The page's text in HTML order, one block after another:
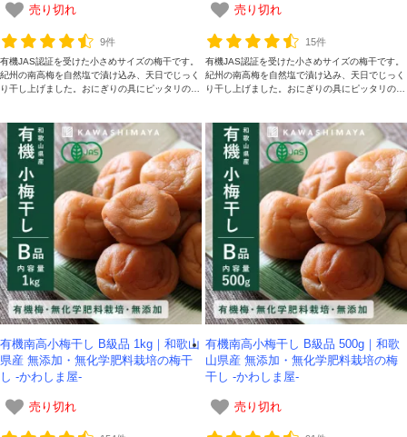
売り切れ
9件
有機JAS認証を受けた小さめサイズの梅干です。
紀州の南高梅を自然塩で漬け込み、天日でじっく
り干し上げました。おにぎりの具にピッタリの梅
売り切れ
15件
有機JAS認証を受けた小さめサイズの梅干です。
紀州の南高梅を自然塩で漬け込み、天日でじっく
り干し上げました。おにぎりの具にピッタリの梅
有機南高小梅干し B級品 1kg｜和歌山
県産 無添加・無化学肥料栽培の梅干
し -かわしま屋-
売り切れ
有機南高小梅干し B級品 500g｜和歌
山県産 無添加・無化学肥料栽培の梅
干し -かわしま屋-
売り切れ
新規会員様限定
今すぐ使える
円OFFクーポン
ご用意しました🎁
会員登録ありがとうございます！
＼ ご登録の感謝を込めて ／
300 円OFF